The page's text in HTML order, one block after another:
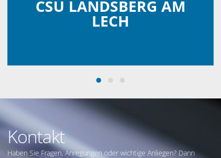
CSU LANDSBERG AM
LECH
Kontakt
Haben Sie Fragen, Anregungen oder wichtige Anliegen? Dann